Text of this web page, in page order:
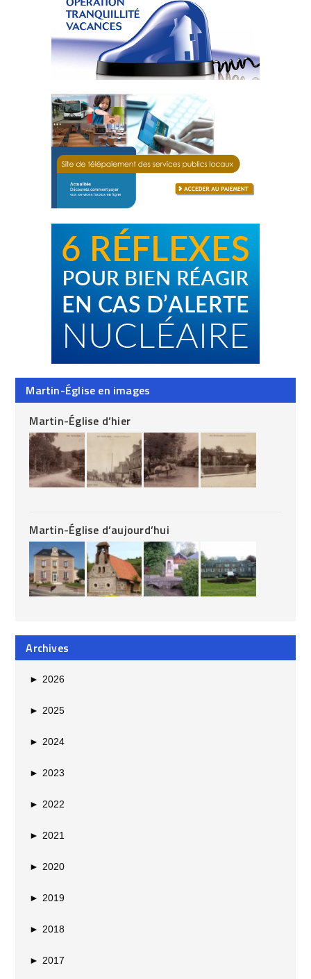
Martin-Église en images
Martin-Église d’hier
Martin-Église d’aujourd’hui
Archives
► 2026
► 2025
► 2024
► 2023
► 2022
► 2021
► 2020
► 2019
► 2018
► 2017